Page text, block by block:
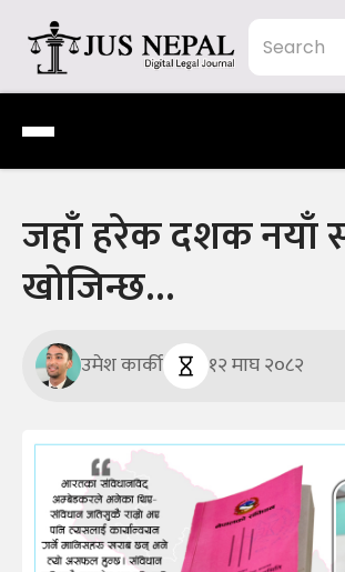
content
Jus Nepal | www.jusnepal.com
Digital Legal Journal
जहाँ हरेक दशक नयाँ
खोजिन्छ‍‍…
उमेश कार्की १२ माघ २०८२